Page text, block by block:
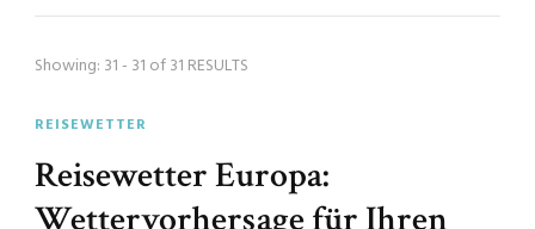
Showing: 31 - 31 of 31 RESULTS
REISEWETTER
Reisewetter Europa:
Wettervorhersage für Ihren